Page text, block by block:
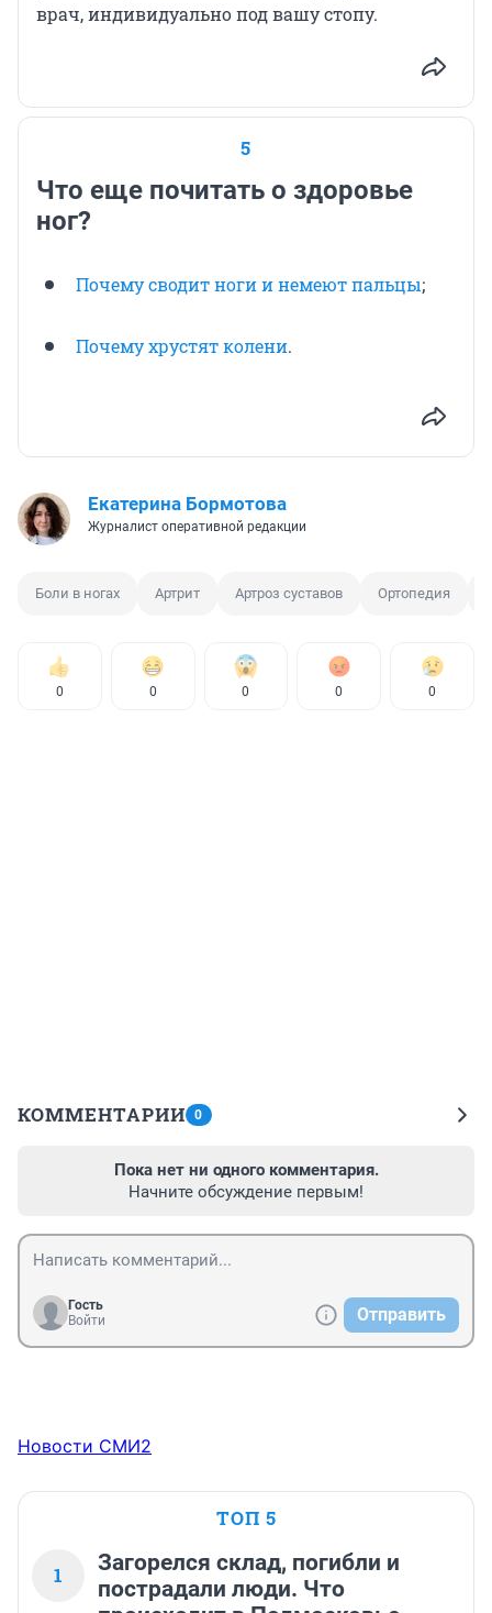
врач, индивидуально под вашу стопу.
5
Что еще почитать о здоровье
ног?
Почему сводит ноги и немеют пальцы;
Почему хрустят колени.
Екатерина Бормотова
Журналист оперативной редакции
Боли в ногах Артрит Артроз суставов Ортопедия
0 0 0 0 0
КОММЕНТАРИИ 0
Пока нет ни одного комментария.
Начните обсуждение первым!
Гость
Войти
Отправить
Новости СМИ2
ТОП 5
1
Загорелся склад, погибли и
пострадали люди. Что